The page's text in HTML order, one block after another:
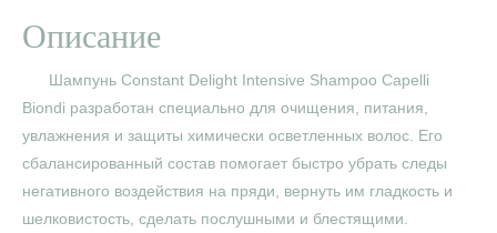
Описание
Шампунь Constant Delight Intensive Shampoo Capelli
Biondi разработан специально для очищения, питания,
увлажнения и защиты химически осветленных волос. Его
сбалансированный состав помогает быстро убрать следы
негативного воздействия на пряди, вернуть им гладкость и
шелковистость, сделать послушными и блестящими.